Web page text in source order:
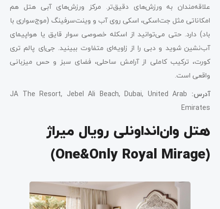
علاقه‌مندان به ورزش‌های دقیق‌تر. مرکز ورزش‌های آبی هتل هم
امکاناتی مثل جت‌اسکی، اسکی روی آب و وینت‌سرفینگ (موج‌سواری با
باد) دارد. حتی می‌توانید از اسکله خصوصی سوار قایق یا هواپیمای
آب‌نشین شوید و دبی را از زاویه‌ای متفاوت ببینید. جی‌اِی پالم تری
کورت، ترکیب کاملی از آرامش ساحلی، فضای سبز و حس میزبانی
واقعی است.
آدرس:
JA The Resort, Jebel Ali Beach, Dubai, United Arab
Emirates
هتل وان‌اند‌اونلی رویال میراژ
(One&Only Royal Mirage)